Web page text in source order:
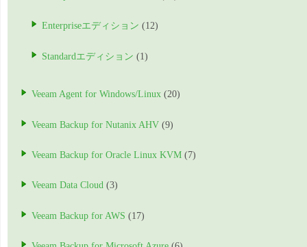
Enterpriseエディション (12)
Standardエディション (1)
Veeam Agent for Windows/Linux (20)
Veeam Backup for Nutanix AHV (9)
Veeam Backup for Oracle Linux KVM (7)
Veeam Data Cloud (3)
Veeam Backup for AWS (17)